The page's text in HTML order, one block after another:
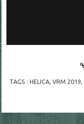
TAGS :HELICA ,VRM 2019